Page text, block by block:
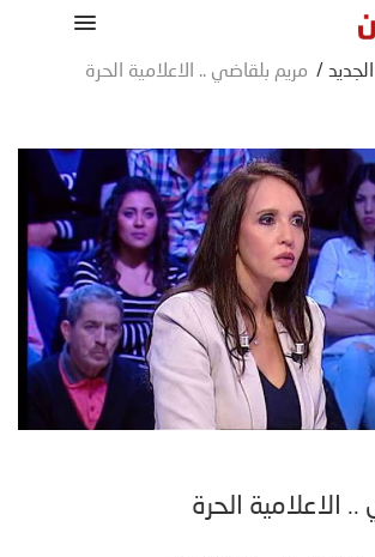
الجديد / مريم بلقاضي .. الاعلامية الحرة
الاعلامية الحرة